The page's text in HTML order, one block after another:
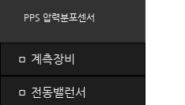
PPS 압력분포센서
ㅁ 계측장비
ㅁ 전동밸런서